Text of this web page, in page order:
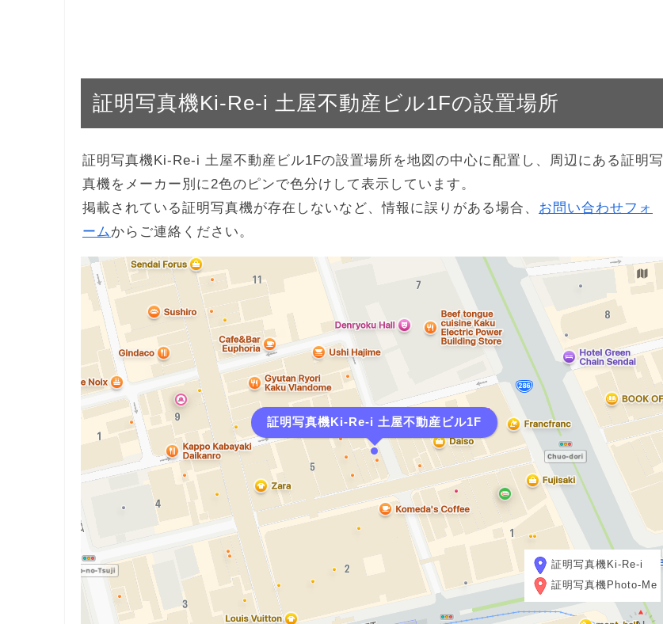
証明写真機Ki-Re-i 土屋不動産ビル1Fの設置場所
証明写真機Ki-Re-i 土屋不動産ビル1Fの設置場所を地図の中心に配置し、周辺にある証明写
真機をメーカー別に2色のピンで色分けして表示しています。
掲載されている証明写真機が存在しないなど、情報に誤りがある場合、 お問い合わせフォ
ーム からご連絡ください。
証明写真機Ki-Re-i 土屋不動産ビル1F
証明写真機Ki-Re-i
証明写真機Photo-Me